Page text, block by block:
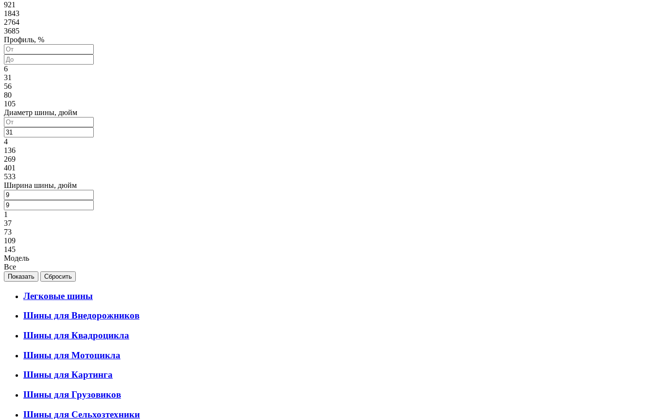
921
1843
2764
3685
Профиль, %
6
31
56
80
105
Диаметр шины, дюйм
4
136
269
401
533
Ширина шины, дюйм
1
37
73
109
145
Модель
Все
Легковые шины
Шины для Внедорожников
Шины для Квадроцикла
Шины для Мотоцикла
Шины для Картинга
Шины для Грузовиков
Шины для Сельхозтехники